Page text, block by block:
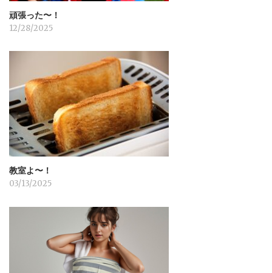
頑張った〜！
12/28/2025
教室よ〜！
03/13/2025